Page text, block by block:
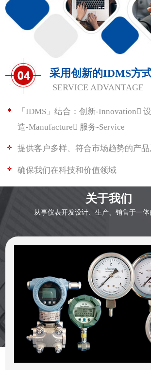
采用创新的IDMS方
SERVICE ADVANTAGE
「IDMS」结合：创新-Innovation
造-Manufacture 服务-Service
提供客户多样、符合市场趋势的产
确保我们在科技和价值领域
关于我们
从事仪表开发设计、生产、销售于一